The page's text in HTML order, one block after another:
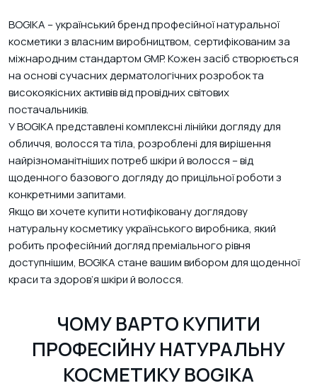
BOGIKA – український бренд професійної натуральної
косметики з власним виробництвом, сертифікованим за
міжнародним стандартом GMP. Кожен засіб створюється
на основі сучасних дерматологічних розробок та
високоякісних активів від провідних світових
постачальників.
У BOGIKA представлені комплексні лінійки догляду для
обличчя, волосся та тіла, розроблені для вирішення
найрізноманітніших потреб шкіри й волосся – від
щоденного базового догляду до прицільної роботи з
конкретними запитами.
Якщо ви хочете купити нотифіковану доглядову
натуральну косметику українського виробника, який
робить професійний догляд преміального рівня
доступнішим, BOGIKA стане вашим вибором для щоденної
краси та здоров’я шкіри й волосся.
ЧОМУ ВАРТО КУПИТИ
ПРОФЕСІЙНУ НАТУРАЛЬНУ
КОСМЕТИКУ BOGIKA